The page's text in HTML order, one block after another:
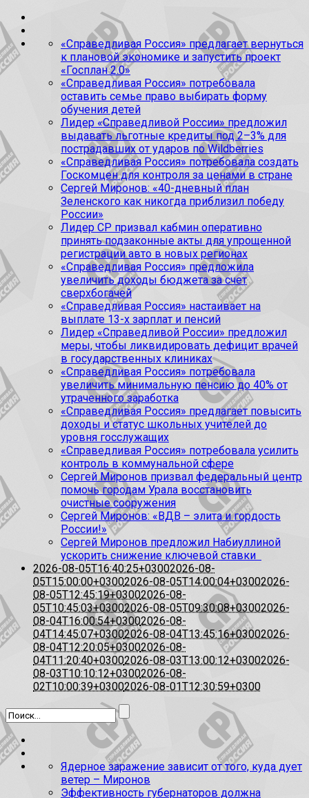
«Справедливая Россия» предлагает вернуться
к плановой экономике и запустить проект
«Госплан 2.0»
«Справедливая Россия» потребовала
оставить семье право выбирать форму
обучения детей
Лидер «Справедливой России» предложил
выдавать льготные кредиты под 2–3% для
пострадавших от ударов по Wildberries
«Справедливая Россия» потребовала создать
Госкомцен для контроля за ценами в стране
Сергей Миронов: «40-дневный план
Зеленского как никогда приблизил победу
России»
Лидер СР призвал кабмин оперативно
принять подзаконные акты для упрощенной
регистрации авто в новых регионах
«Справедливая Россия» предложила
увеличить доходы бюджета за счет
сверхбогачей
«Справедливая Россия» настаивает на
выплате 13-х зарплат и пенсий
Лидер «Справедливой России» предложил
меры, чтобы ликвидировать дефицит врачей
в государственных клиниках
«Справедливая Россия» потребовала
увеличить минимальную пенсию до 40% от
утраченного заработка
«Справедливая Россия» предлагает повысить
доходы и статус школьных учителей до
уровня госслужащих
«Справедливая Россия» потребовала усилить
контроль в коммунальной сфере
Сергей Миронов призвал федеральный центр
помочь городам Урала восстановить
очистные сооружения
Сергей Миронов: «ВДВ – элита и гордость
России!»
Сергей Миронов предложил Набиуллиной
ускорить снижение ключевой ставки
2026-08-05T16:40:25+03002026-08-
05T15:00:00+03002026-08-05T14:00:04+03002026-
08-05T12:45:19+03002026-08-
05T10:45:03+03002026-08-05T09:30:08+03002026-
08-04T16:00:54+03002026-08-
04T14:45:07+03002026-08-04T13:45:16+03002026-
08-04T12:20:05+03002026-08-
04T11:20:40+03002026-08-03T13:00:12+03002026-
08-03T10:10:12+03002026-08-
02T10:00:39+03002026-08-01T12:30:59+0300
Ядерное заражение зависит от того, куда дует
ветер – Миронов
Эффективность губернаторов должна